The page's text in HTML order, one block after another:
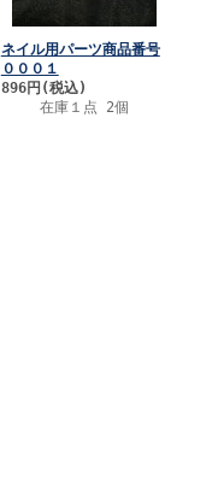
ネイル用パーツ商品番号
０００１
896円 (税込)
在庫１点 2個